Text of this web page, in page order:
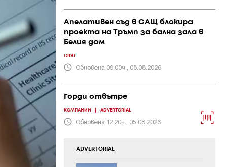
Апелативен съд в САЩ блокира
проекта на Тръмп за бална зала в
Белия дом
СВЯТ
Обновена 09:00ч., 08.08.2026
Горди отвътре
КОМПАНИИ ADVERTORIAL
Обновена 12:20ч., 05.08.2026
ADVERTORIAL